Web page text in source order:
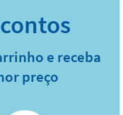
e receba
preço